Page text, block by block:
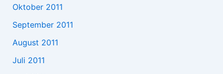
Oktober 2011
September 2011
August 2011
Juli 2011